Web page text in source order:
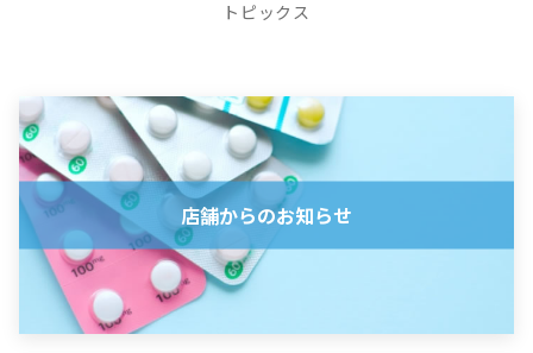
トピックス
店舗からのお知らせ